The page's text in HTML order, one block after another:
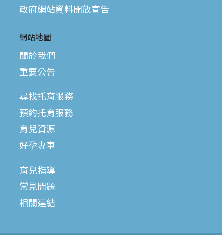
政府網站資料開放宣告
網站地圖
關於我們
重要公告
尋找托育服務
預約托育服務
育兒資源
好孕專車
育兒指導
常見問題
相關連結